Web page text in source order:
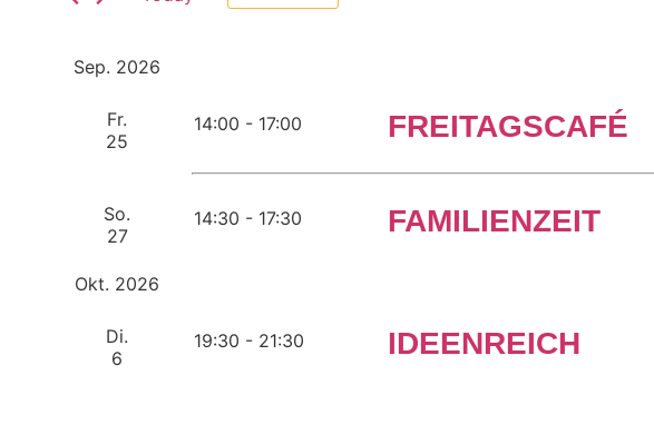
Sep. 2026
Fr.
25
14:00 - 17:00 FREITAGSCAFÉ
So.
27
14:30 - 17:30 FAMILIENZEIT
Okt. 2026
Di.
6
19:30 - 21:30 IDEENREICH